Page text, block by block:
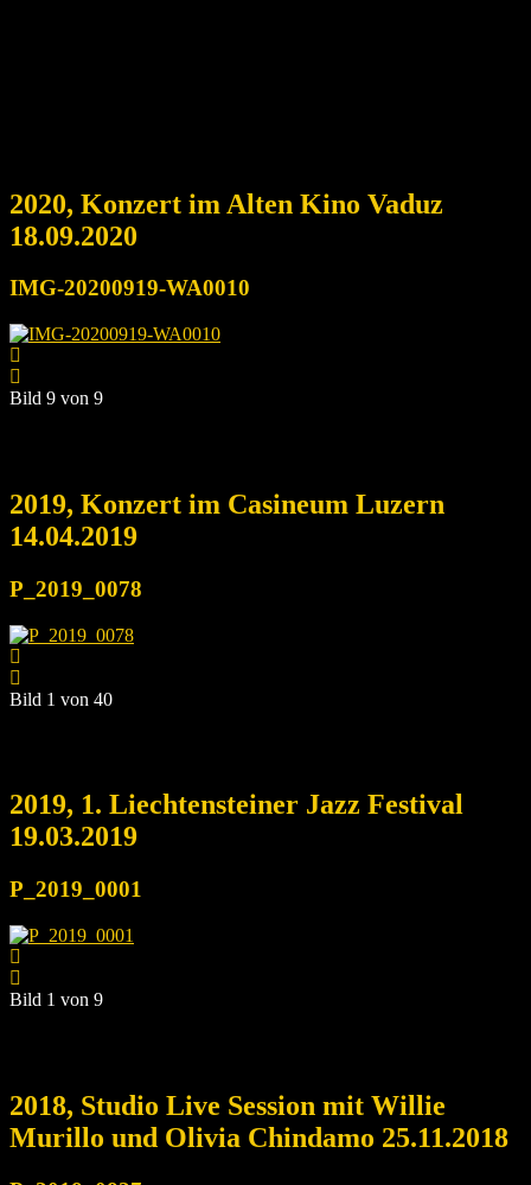
2020, Konzert im Alten Kino Vaduz
18.09.2020
IMG-20200919-WA0010
Bild 9 von 9
2019, Konzert im Casineum Luzern
14.04.2019
P_2019_0078
Bild 1 von 40
2019, 1. Liechtensteiner Jazz Festival
19.03.2019
P_2019_0001
Bild 1 von 9
2018, Studio Live Session mit Willie
Murillo und Olivia Chindamo 25.11.2018